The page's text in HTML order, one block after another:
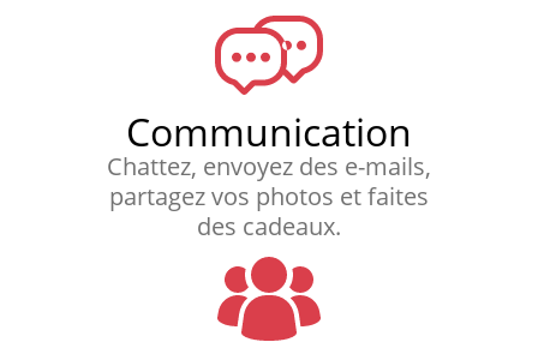
Communication
Chattez, envoyez des e-mails,
partagez vos photos et faites
des cadeaux.